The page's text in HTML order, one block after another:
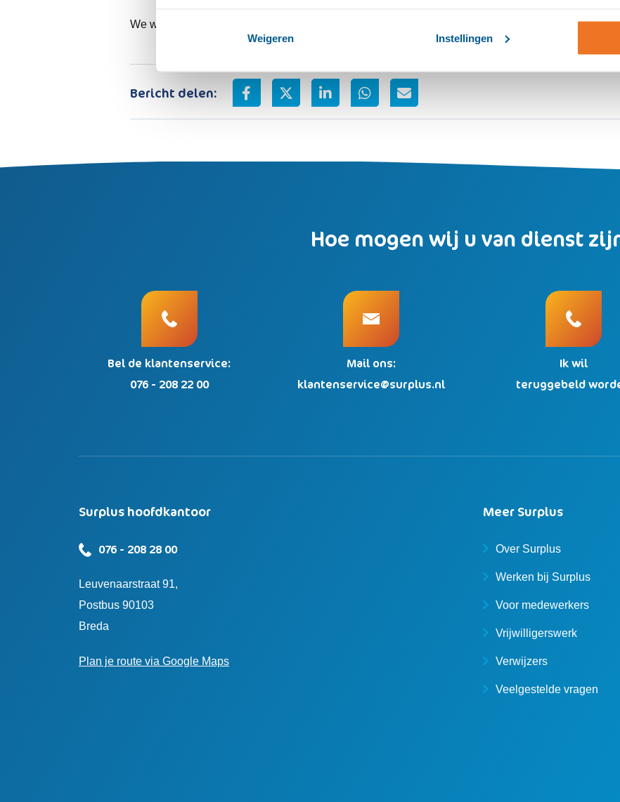
Weigeren Instellingen
We wensen Ellen veel werkgeluk en succes in haar nieuwe functie!
Bericht delen:
Hoe mogen wij u van dienst
Bel de klantenservice:
076 - 208 22 00
Mail ons:
klantenservice@surplus.nl
Ik wil
teruggebeld
Surplus hoofdkantoor
076 - 208 28 00
Leuvenaarstraat 91,
Postbus 90103
Breda
Plan je route via Google Maps
Meer Surplus
Over Surplus
Werken bij Surplus
Voor medewerkers
Vrijwilligerswerk
Verwijzers
Veelgestelde vragen